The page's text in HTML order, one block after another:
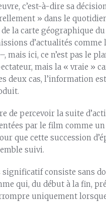
c’est-à-dire sa
» dans le
de la carte géographique
d’actualités
mais ici, ce n’est pas le
mais la « vraie »
deux cas, l’information
de percevoir la suite
par le film comme
que cette succession
suivi.
consiste sans
qui, du début à la fin,
uniquement